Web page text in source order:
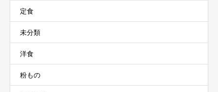
定食
未分類
洋食
粉もの